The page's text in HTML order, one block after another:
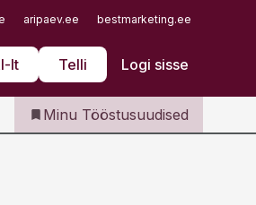
aripaev.ee bestmarketing.ee
lt Telli Logi sisse
Iseteenindus
Telli Tööstusuudised
Minu Tööstusuudised